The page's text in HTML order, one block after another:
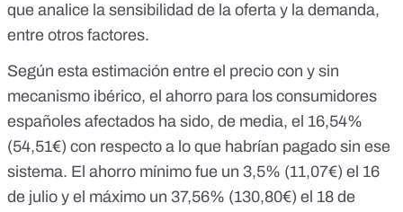
que analice la sensibilidad de la oferta y la demanda,
entre otros factores.
Según esta estimación entre el precio con y sin
mecanismo ibérico, el ahorro para los consumidores
españoles afectados ha sido, de media, el 16,54%
(54,51€) con respecto a lo que habrían pagado sin ese
sistema. El ahorro mínimo fue un 3,5% (11,07€) el 16
de julio y el máximo un 37,56% (130,80€) el 18 de